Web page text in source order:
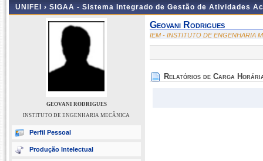
UNIFEI › SIGAA - Sistema Integrado de Gestão de Atividades
GEOVANI RODRIGUES
INSTITUTO DE ENGENHARIA MECÂNICA
Perfil Pessoal
Produção Intelectual
Geovani Rodrigues
IEM - INSTITUTO DE ENGENHARIA
Relatórios de Carga